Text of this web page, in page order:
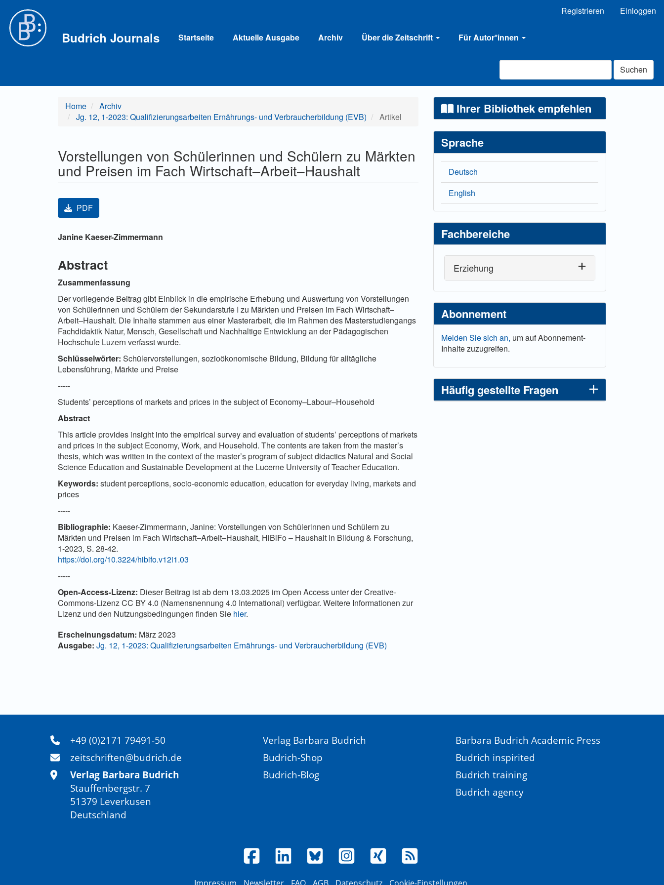
Hauptinhalt
Sidebar
Registrieren Einloggen
Budrich Journals Startseite Aktuelle Ausgabe Archiv Über die Zeitschrift Für Autor*innen
Suchen
Home
Archiv
Jg. 12, 1-2023: Qualifizierungsarbeiten Ernährungs- und Verbraucherbildung (EVB)
Artikel
Vorstellungen von Schülerinnen und Schülern zu Märkten
und Preisen im Fach Wirtschaft–Arbeit–Haushalt
Artikel-Sidebar
PDF
Hauptsächlicher Artikelinhalt
Janine Kaeser-Zimmermann
Abstract
Zusammenfassung
Der vorliegende Beitrag gibt Einblick in die empirische Erhebung und Auswertung von Vorstellungen
von Schülerinnen und Schülern der Sekundarstufe I zu Märkten und Preisen im Fach Wirtschaft–
Arbeit–Haushalt. Die Inhalte stammen aus einer Masterarbeit, die im Rahmen des Masterstudiengangs
Fachdidaktik Natur, Mensch, Gesellschaft und Nachhaltige Entwicklung an der Pädagogischen
Hochschule Luzern verfasst wurde.
Schlüsselwörter: Schülervorstellungen, sozioökonomische Bildung, Bildung für alltägliche
Lebensführung, Märkte und Preise
-----
Students’ perceptions of markets and prices in the subject of Economy–Labour–Household
Abstract
This article provides insight into the empirical survey and evaluation of students’ perceptions of markets
and prices in the subject Economy, Work, and Household. The contents are taken from the master’s
thesis, which was written in the context of the master’s program of subject didactics Natural and Social
Science Education and Sustainable Development at the Lucerne University of Teacher Education.
Keywords: student perceptions, socio-economic education, education for everyday living, markets and
prices
-----
Bibliographie: Kaeser-Zimmermann, Janine: Vorstellungen von Schülerinnen und Schülern zu
Märkten und Preisen im Fach Wirtschaft–Arbeit–Haushalt, HiBiFo – Haushalt in Bildung & Forschung,
1-2023, S. 28-42.
https://doi.org/10.3224/hibifo.v12i1.03
-----
Open-Access-Lizenz: Dieser Beitrag ist ab dem 13.03.2025 im Open Access unter der Creative-
Commons-Lizenz CC BY 4.0 (Namensnennung 4.0 International) verfügbar. Weitere Informationen zur
Lizenz und den Nutzungsbedingungen finden Sie hier.
Artikel-Details
Erscheinungsdatum: März 2023
Ausgabe: Jg. 12, 1-2023: Qualifizierungsarbeiten Ernährungs- und Verbraucherbildung (EVB)
Ihrer Bibliothek empfehlen
Sprache
Deutsch
English
Fachbereiche
Erziehung
Abonnement
Melden Sie sich an, um auf Abonnement-
Inhalte zuzugreifen.
Häufig gestellte Fragen
+49 (0)2171 79491-50
zeitschriften@budrich.de
Verlag Barbara Budrich
Stauffenbergstr. 7
51379 Leverkusen
Deutschland
Verlag Barbara Budrich
Budrich-Shop
Budrich-Blog
Barbara Budrich Academic Press
Budrich inspirited
Budrich training
Budrich agency